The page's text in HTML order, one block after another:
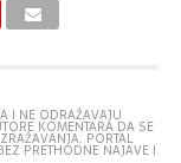
I NE ODRAŽAVAJU
KOMENTARA DA SE
PORTAL
PRETHODNE NAJAVE I